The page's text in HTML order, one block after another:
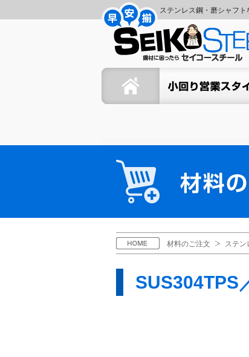
ン
ビ
ステンレス鋼・磨シャフト
セ
イ
ス
ル
ホーム
材
料
H
O
E
材料のご注文 ステン
SUS304TPS